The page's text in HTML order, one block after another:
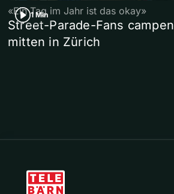
1 Min
«Ein Tag im Jahr ist das okay»
Street-Parade-Fans campen
mitten in Zürich